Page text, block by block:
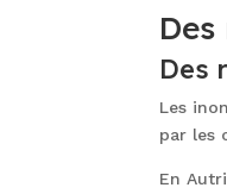
Des
Les
par les
En